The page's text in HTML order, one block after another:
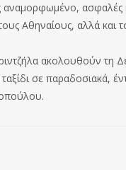
ασφαλές
Αθηναίους, αλλά
ακολουθούν τη
σε παραδοσιακά,